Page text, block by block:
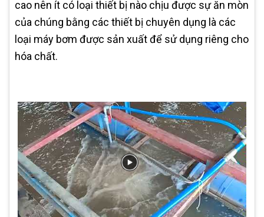
cao nên ít có loại thiết bị nào chịu được sự ăn mòn
của chúng bằng các thiết bị chuyên dụng là các
loại máy bơm được sản xuất để sử dụng riêng cho
hóa chất.